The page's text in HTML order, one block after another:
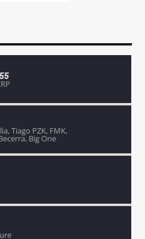
Tiago PZK, FMK,
Big One